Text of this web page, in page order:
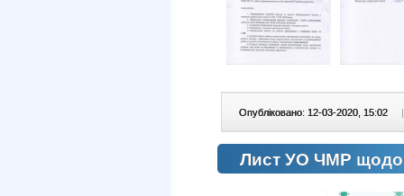
Опубліковано: 12-03-2020, 15:02 |
Лист УО ЧМР щодо